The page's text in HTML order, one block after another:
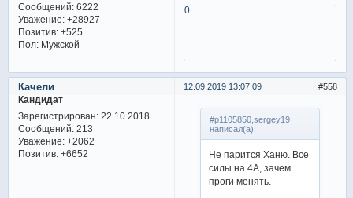
Сообщений:6222
Уважение: +28927
Позитив: +525
Пол:Мужской
0
558
12.09.2019 13:07:09
Качели
Кандидат
Зарегистрирован: 22.10.2018
Сообщений:213
Уважение: +2062
Позитив: +6652
#p1105850,sergey19
написал(а):
Не парится Ханю. Все
силы на 4А, зачем
проги менять.